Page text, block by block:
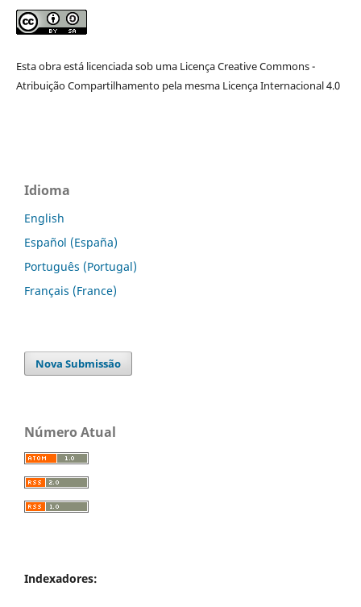
Esta obra está licenciada sob uma Licença Creative Commons -
Atribuição Compartilhamento pela mesma Licença Internacional 4.0
Idioma
English
Español (España)
Português (Portugal)
Français (France)
Nova Submissão
Número Atual
Indexadores: